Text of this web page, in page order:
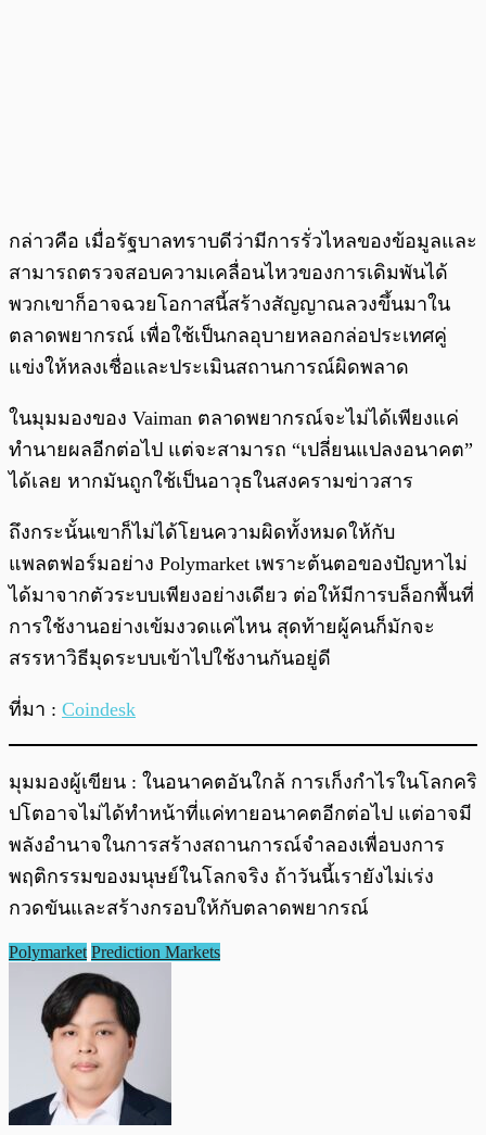
กล่าวคือ เมื่อรัฐบาลทราบดีว่ามีการรั่วไหลของข้อมูลและ
สามารถตรวจสอบความเคลื่อนไหวของการเดิมพันได้
พวกเขาก็อาจฉวยโอกาสนี้สร้างสัญญาณลวงขึ้นมาใน
ตลาดพยากรณ์ เพื่อใช้เป็นกลอุบายหลอกล่อประเทศคู่
แข่งให้หลงเชื่อและประเมินสถานการณ์ผิดพลาด
ในมุมมองของ Vaiman ตลาดพยากรณ์จะไม่ได้เพียงแค่
ทำนายผลอีกต่อไป แต่จะสามารถ “เปลี่ยนแปลงอนาคต”
ได้เลย หากมันถูกใช้เป็นอาวุธในสงครามข่าวสาร
ถึงกระนั้นเขาก็ไม่ได้โยนความผิดทั้งหมดให้กับ
แพลตฟอร์มอย่าง Polymarket เพราะต้นตอของปัญหาไม่
ได้มาจากตัวระบบเพียงอย่างเดียว ต่อให้มีการบล็อกพื้นที่
การใช้งานอย่างเข้มงวดแค่ไหน สุดท้ายผู้คนก็มักจะ
สรรหาวิธีมุดระบบเข้าไปใช้งานกันอยู่ดี
ที่มา : Coindesk
มุมมองผู้เขียน : ในอนาคตอันใกล้ การเก็งกำไรในโลกคริ
ปโตอาจไม่ได้ทำหน้าที่แค่ทายอนาคตอีกต่อไป แต่อาจมี
พลังอำนาจในการสร้างสถานการณ์จำลองเพื่อบงการ
พฤติกรรมของมนุษย์ในโลกจริง ถ้าวันนี้เรายังไม่เร่ง
กวดขันและสร้างกรอบให้กับตลาดพยากรณ์
Polymarket Prediction Markets